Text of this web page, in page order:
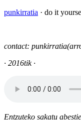
punkirratia · do it
contact:
· 2016tik ·
Entzuteko sakatu